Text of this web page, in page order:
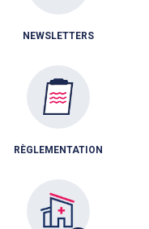
NEWSLETTERS
RÈGLEMENTATION